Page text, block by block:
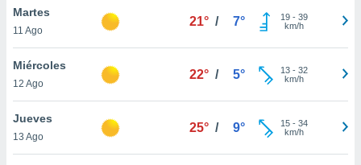
disponible
cookies
aceptar
Martes
11 Ago
21° / 7° 19- 39
km/h
Miércoles
12 Ago
22° / 5° 13- 32
km/h
Jueves
13 Ago
25° / 9° 15- 34
km/h